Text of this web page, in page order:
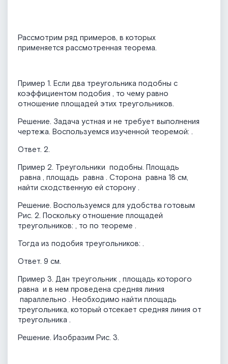
Рассмотрим ряд примеров, в которых
применяется рассмотренная теорема.
Пример 1. Если два треугольника подобны с
коэффициентом подобия , то чему равно
отношение площадей этих треугольников.
Решение. Задача устная и не требует выполнения
чертежа. Воспользуемся изученной теоремой: .
Ответ. 2.
Пример 2. Треугольники подобны. Площадь
равна , площадь равна . Сторона равна 18 см,
найти сходственную ей сторону .
Решение. Воспользуемся для удобства готовым
Рис. 2. Поскольку отношение площадей
треугольников: , то по теореме .
Тогда из подобия треугольников: .
Ответ. 9 см.
Пример 3. Дан треугольник , площадь которого
равна и в нем проведена средняя линия
параллельно . Необходимо найти площадь
треугольника, который отсекает средняя линия от
треугольника .
Решение. Изобразим Рис. 3.